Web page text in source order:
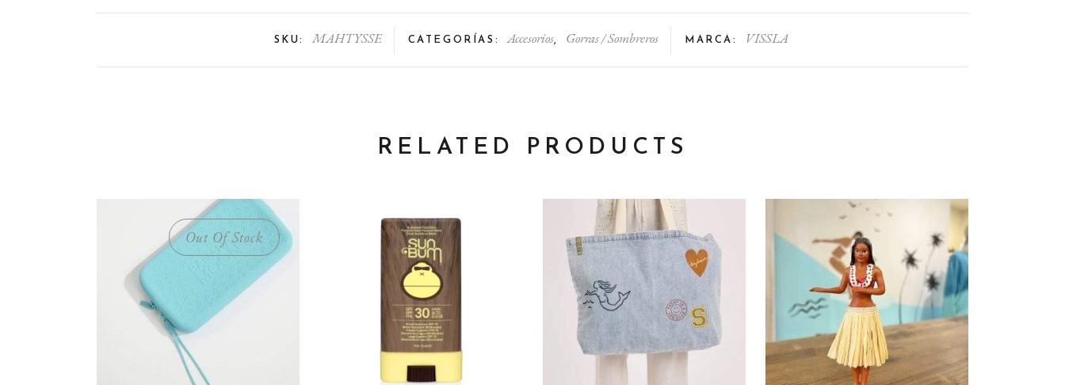
SKU: MAHTYSSE CATEGORÍAS: Accesorios, Gorras / Sombreros MARCA: VISSLA
RELATED PRODUCTS
Out Of Stock